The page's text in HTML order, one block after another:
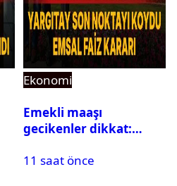
Ekonomi
Emekli maaşı
gecikenler dikkat:
maaşı için emsal faiz
11 saat önce